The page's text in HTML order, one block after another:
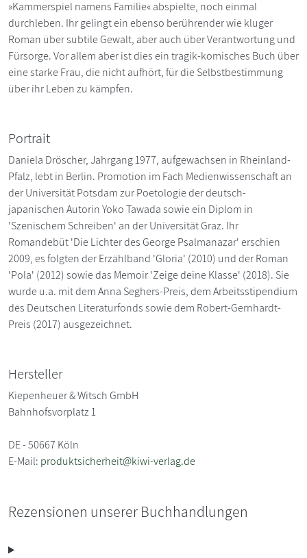
»Kammerspiel namens Familie« abspielte, noch einmal
durchleben. Ihr gelingt ein ebenso berührender wie kluger
Roman über subtile Gewalt, aber auch über Verantwortung und
Fürsorge. Vor allem aber ist dies ein tragik-komisches Buch über
eine starke Frau, die nicht aufhört, für die Selbstbestimmung
über ihr Leben zu kämpfen.
Portrait
Daniela Dröscher, Jahrgang 1977, aufgewachsen in Rheinland-
Pfalz, lebt in Berlin. Promotion im Fach Medienwissenschaft an
der Universität Potsdam zur Poetologie der deutsch-
japanischen Autorin Yoko Tawada sowie ein Diplom in
'Szenischem Schreiben' an der Universität Graz. Ihr
Romandebüt 'Die Lichter des George Psalmanazar' erschien
2009, es folgten der Erzählband 'Gloria' (2010) und der Roman
'Pola' (2012) sowie das Memoir 'Zeige deine Klasse' (2018). Sie
wurde u.a. mit dem Anna Seghers-Preis, dem Arbeitsstipendium
des Deutschen Literaturfonds sowie dem Robert-Gernhardt-
Preis (2017) ausgezeichnet.
Hersteller
Kiepenheuer & Witsch GmbH
Bahnhofsvorplatz 1
DE - 50667 Köln
E-Mail: produktsicherheit@kiwi-verlag.de
Rezensionen unserer Buchhandlungen